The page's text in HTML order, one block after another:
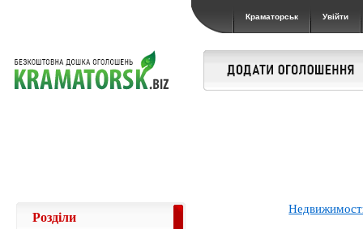
Краматорськ Увійти
Розділи